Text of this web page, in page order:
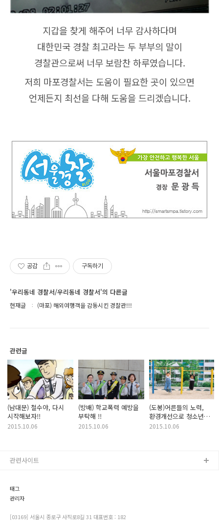
지갑을 찾게 해주어 너무 감사하다며
대한민국 경찰 최고라는 두 부부의 말이
경찰관으로써 너무 보람찬 하루였습니다.
저희 마포경찰서는 도움이 필요한 곳이 있으면
언제든지 최선을 다해 도움을 드리겠습니다.
공감 구독하기
'우리동네 경찰서/우리동네 경찰서'의 다른글
현재글 (마포) 해외여행객을 감동시킨 경찰관!!!
관련글
(남대문) 철수야, 다시
시작해보자!!
2015.10.06
(방배) 학교폭력 예방을
부탁해 !!
2015.10.06
(도봉)어른들의 노력,
환경개선으로 청소년
비행을 예방하다!
2015.10.06
태그
관리자
[03169] 서울시 종로구 사직로8길 31 대표번호 : 182
관련사이트